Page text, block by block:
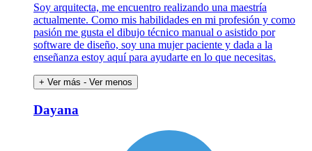
Soy arquitecta, me encuentro realizando una maestría
actualmente. Como mis habilidades en mi profesión y como
pasión me gusta el dibujo técnico manual o asistido por
software de diseño, soy una mujer paciente y dada a la
enseñanza estoy aquí para ayudarte en lo que necesitas.
+ Ver más - Ver menos
Dayana